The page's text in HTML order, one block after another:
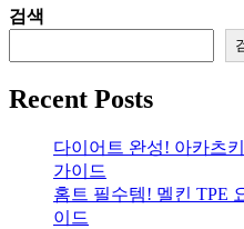
검색
Recent Posts
다이어트 완성! 아카츠
가이드
홈트 필수템! 멜킨 TPE
이드